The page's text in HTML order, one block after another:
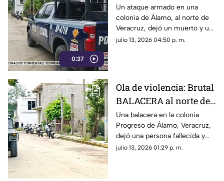
0:37
lesionado, al norte de
Veracruz
Un ataque armado en una
colonia de Álamo, al norte de
Veracruz, dejó un muerto y un
lesionado; una muestra de que
julio 13, 2026 04:50 p. m.
Ola de violencia: Brutal
BALACERA al norte de
Veracruz deja un
muerto y un herido
Una balacera en la colonia
Progreso de Álamo, Veracruz,
dejó una persona fallecida y
otra lesionada. Esto se sabe.
julio 13, 2026 01:29 p. m.